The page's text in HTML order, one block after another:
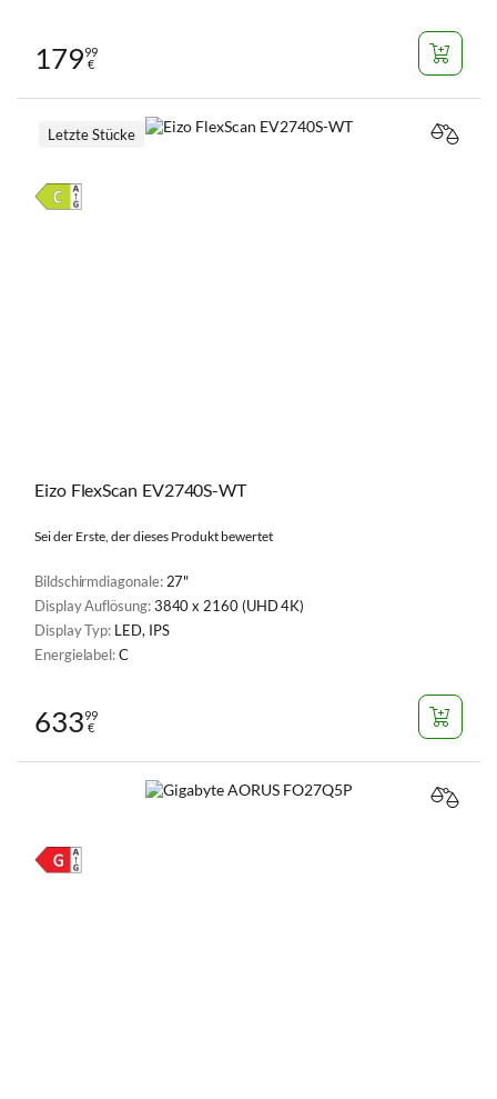
17999
€
Eizo FlexScan EV2740S-WT
Sei der Erste, der dieses Produkt bewertet
Bildschirmdiagonale: 27"
Display Auflösung:3840 x 2160 (UHD 4K)
Display Typ: LED, IPS
Energielabel:C
Letzte Stücke
63399
€